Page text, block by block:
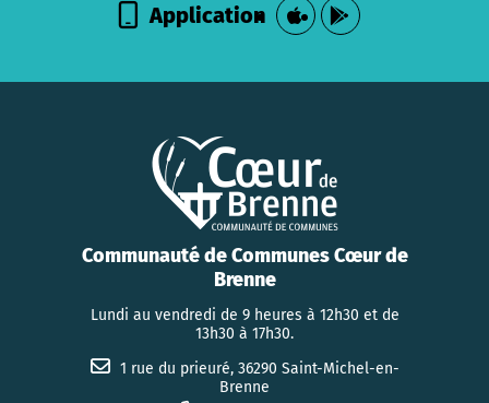
Application
Communauté de Communes Cœur de
Brenne
Lundi au vendredi de 9 heures à 12h30 et de
13h30 à 17h30.
1 rue du prieuré, 36290 Saint-Michel-en-
Brenne